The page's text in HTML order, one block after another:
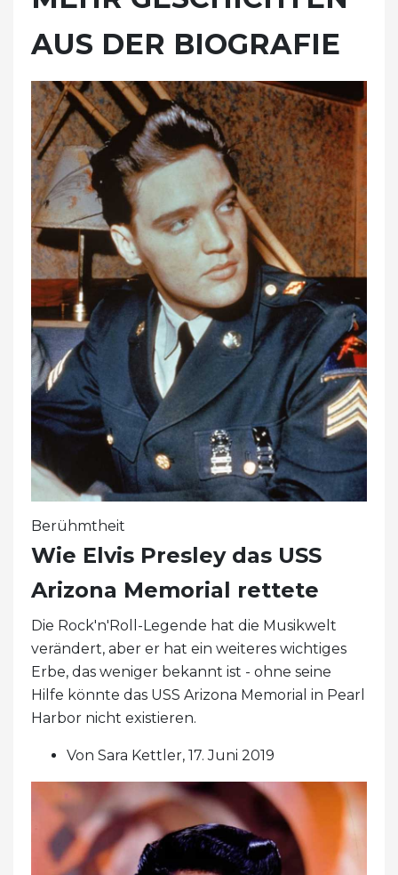
AUS DER BIOGRAFIE
Berühmtheit
Wie Elvis Presley das USS
Arizona Memorial rettete
Die Rock'n'Roll-Legende hat die Musikwelt
verändert, aber er hat ein weiteres wichtiges
Erbe, das weniger bekannt ist - ohne seine
Hilfe könnte das USS Arizona Memorial in Pearl
Harbor nicht existieren.
Von Sara Kettler, 17. Juni 2019